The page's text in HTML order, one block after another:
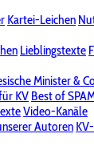
Kartei-Leichen
Lieblingstexte
Minister &
KV Best of
Video-Kanäle
Autoren